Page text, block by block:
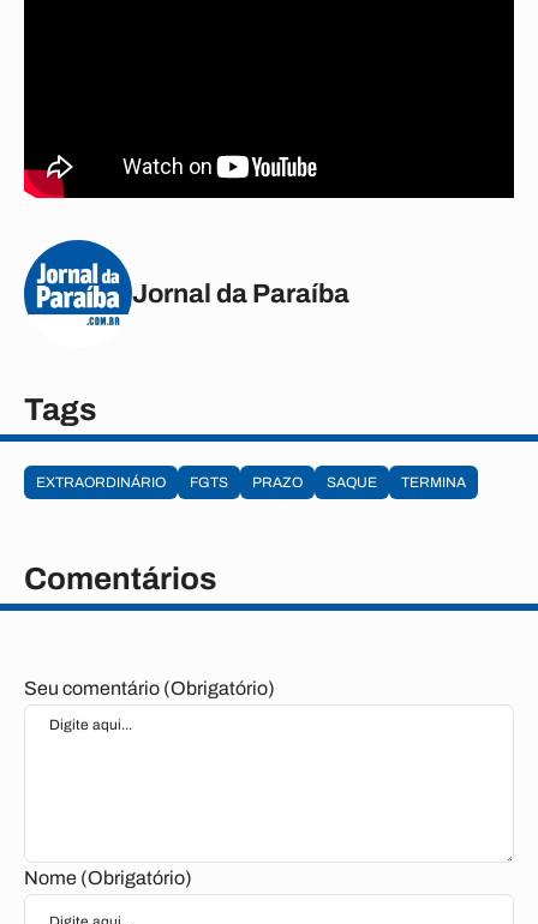
Jornal da Paraíba
Tags
EXTRAORDINÁRIO FGTS PRAZO SAQUE TERMINA
Comentários
Seu comentário (Obrigatório)
Nome (Obrigatório)